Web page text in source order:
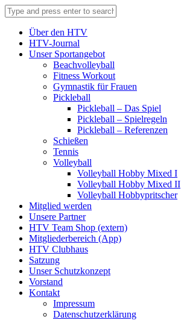
Über den HTV
HTV-Journal
Unser Sportangebot
Beachvolleyball
Fitness Workout
Gymnastik für Frauen
Pickleball
Pickleball – Das Spiel
Pickleball – Spielregeln
Pickleball – Referenzen
Schießen
Tennis
Volleyball
Volleyball Hobby Mixed I
Volleyball Hobby Mixed II
Volleyball Hobbypritscher
Mitglied werden
Unsere Partner
HTV Team Shop (extern)
Mitgliederbereich (App)
HTV Clubhaus
Satzung
Unser Schutzkonzept
Vorstand
Kontakt
Impressum
Datenschutzerklärung